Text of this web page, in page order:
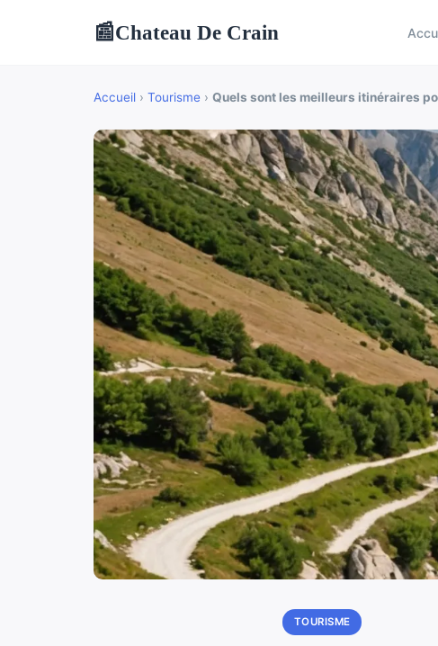
📰Chateau De Crain
Accueil › Tourisme › Quels sont les meilleurs itinéraires
TOURISME